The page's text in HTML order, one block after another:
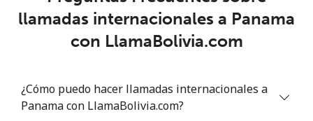
Celular ⁦1.5¢⁩ 665 min por ⁦$10⁩
Philippines
Celular ⁦13.5¢⁩ 74 min por ⁦$10⁩
llamadas internacionales a Panama
con LlamaBolivia.com
¿Cómo puedo hacer llamadas internacionales a
Panama con LlamaBolivia.com?